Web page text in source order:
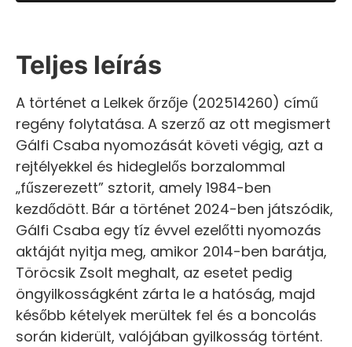
Teljes leírás
A történet a Lelkek őrzője (202514260) című
regény folytatása. A szerző az ott megismert
Gálfi Csaba nyomozását követi végig, azt a
rejtélyekkel és hideglelős borzalommal
„fűszerezett” sztorit, amely 1984-ben
kezdődött. Bár a történet 2024-ben játszódik,
Gálfi Csaba egy tíz évvel ezelőtti nyomozás
aktáját nyitja meg, amikor 2014-ben barátja,
Töröcsik Zsolt meghalt, az esetet pedig
öngyilkosságként zárta le a hatóság, majd
később kételyek merültek fel és a boncolás
során kiderült, valójában gyilkosság történt.